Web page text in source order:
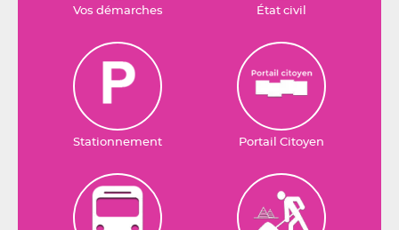
Vos démarches État civil
Stationnement Portail Citoyen